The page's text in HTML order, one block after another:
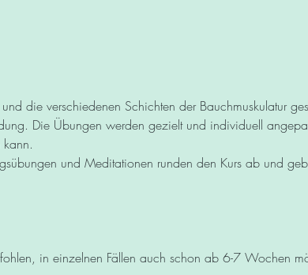
die verschiedenen Schichten der Bauchmuskulatur
Die Übungen werden gezielt und individuell
kann.
und Meditationen runden den Kurs ab und
in einzelnen Fällen auch schon ab 6-7 Wochen